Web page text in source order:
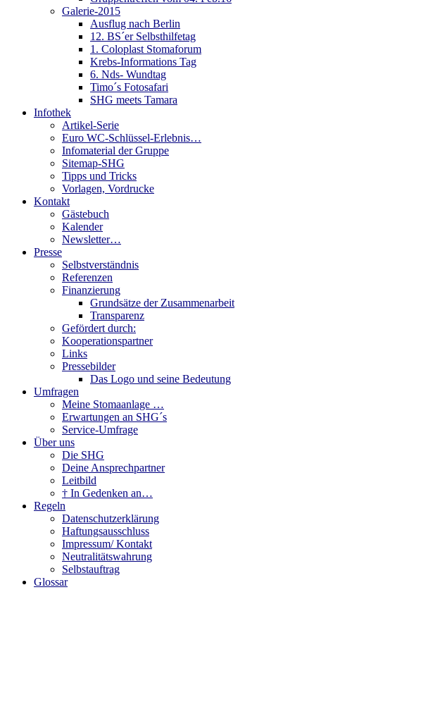
Galerie-2015
Ausflug nach Berlin
12. BS´er Selbsthilfetag
1. Coloplast Stomaforum
Krebs-Informations Tag
6. Nds- Wundtag
Timo´s Fotosafari
SHG meets Tamara
Infothek
Artikel-Serie
Euro WC-Schlüssel-Erlebnis…
Infomaterial der Gruppe
Sitemap-SHG
Tipps und Tricks
Vorlagen, Vordrucke
Kontakt
Gästebuch
Kalender
Newsletter…
Presse
Selbstverständnis
Referenzen
Finanzierung
Grundsätze der Zusammenarbeit
Transparenz
Gefördert durch:
Kooperationspartner
Links
Pressebilder
Das Logo und seine Bedeutung
Umfragen
Meine Stomaanlage …
Erwartungen an SHG´s
Service-Umfrage
Über uns
Die SHG
Deine Ansprechpartner
Leitbild
† In Gedenken an…
Regeln
Datenschutzerklärung
Haftungsausschluss
Impressum/ Kontakt
Neutralitätswahrung
Selbstauftrag
Glossar